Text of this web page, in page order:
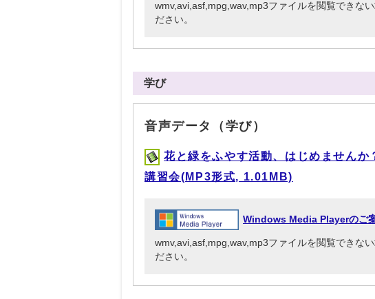
wmv,avi,asf,mpg,wav,mp3ファイルを閲覧できな
ださい。
学び
音声データ（学び）
花と緑をふやす活動、はじめません
講習会(MP3形式, 1.01MB)
Windows Media Playerのご
wmv,avi,asf,mpg,wav,mp3ファイルを閲覧できな
ださい。